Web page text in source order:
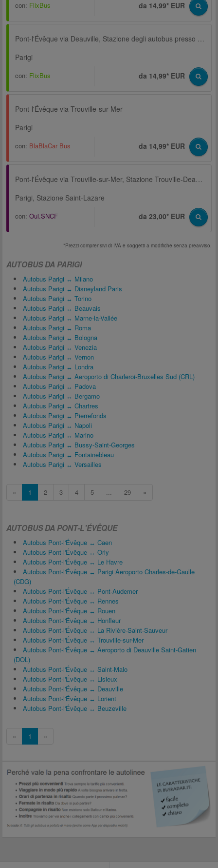
con: FlixBus da 14,99* EUR
Pont-l'Évêque via Deauville, Stazione degli autobus presso la Stazione centrale Trouville-Deauville
Parigi
con: FlixBus da 14,99* EUR
Pont-l'Évêque via Trouville-sur-Mer
Parigi
con: BlaBlaCar Bus da 14,99* EUR
Pont-l'Évêque via Trouville-sur-Mer, Stazione Trouville-Deauville
Parigi, Stazione Saint-Lazare
con: Oui.SNCF da 23,00* EUR
*Prezzi comprensivi di IVA e soggetti a modifiche senza preavviso.
AUTOBUS DA PARIGI
Autobus Parigi ↔ Milano
Autobus Parigi ↔ Disneyland Paris
Autobus Parigi ↔ Torino
Autobus Parigi ↔ Beauvais
Autobus Parigi ↔ Marne-la-Vallée
Autobus Parigi ↔ Roma
Autobus Parigi ↔ Bologna
Autobus Parigi ↔ Venezia
Autobus Parigi ↔ Vernon
Autobus Parigi ↔ Londra
Autobus Parigi ↔ Aeroporto di Charleroi-Bruxelles Sud (CRL)
Autobus Parigi ↔ Padova
Autobus Parigi ↔ Bergamo
Autobus Parigi ↔ Chartres
Autobus Parigi ↔ Pierrefonds
Autobus Parigi ↔ Napoli
Autobus Parigi ↔ Marino
Autobus Parigi ↔ Bussy-Saint-Georges
Autobus Parigi ↔ Fontainebleau
Autobus Parigi ↔ Versailles
« 1 2 3 4 5 ... 29 »
AUTOBUS DA PONT-L'ÉVÊQUE
Autobus Pont-l'Évêque ↔ Caen
Autobus Pont-l'Évêque ↔ Orly
Autobus Pont-l'Évêque ↔ Le Havre
Autobus Pont-l'Évêque ↔ Parigi Aeroporto Charles-de-Gaulle
(CDG)
Autobus Pont-l'Évêque ↔ Pont-Audemer
Autobus Pont-l'Évêque ↔ Rennes
Autobus Pont-l'Évêque ↔ Rouen
Autobus Pont-l'Évêque ↔ Honfleur
Autobus Pont-l'Évêque ↔ La Rivière-Saint-Sauveur
Autobus Pont-l'Évêque ↔ Trouville-sur-Mer
Autobus Pont-l'Évêque ↔ Aeroporto di Deauville Saint-Gatien
(DOL)
Autobus Pont-l'Évêque ↔ Saint-Malo
Autobus Pont-l'Évêque ↔ Lisieux
Autobus Pont-l'Évêque ↔ Deauville
Autobus Pont-l'Évêque ↔ Lorient
Autobus Pont-l'Évêque ↔ Beuzeville
« 1 »